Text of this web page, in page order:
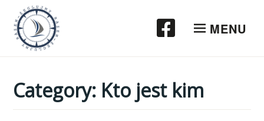
Przeskocz
treści
MENU
Category: Kto jest kim